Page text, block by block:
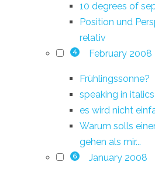
10 degrees of
Position und
relativ
4 February 2008
Frühlingssonne?
speaking in italics
es wird nicht
Warum solls
gehen als mir...
6 January 2008